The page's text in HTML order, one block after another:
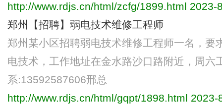
http://www.rdjs.cn/html/zcfg/1899.html 2023-
郑州【招聘】弱电技术维修工程师
郑州某小区招聘弱电技术维修工程师一名，要
电技术，工作地址在金水路沙口路附近，周六
系:13592587606邢总
http://www.rdjs.cn/html/gqpt/1898.html 2023-